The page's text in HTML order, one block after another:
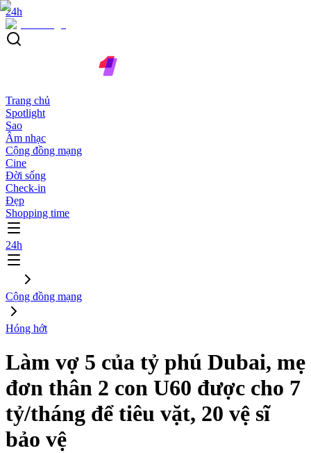
24h
Trang chủ
Spotlight
Sao
Âm nhạc
Cộng đồng mạng
Cine
Đời sống
Check-in
Đẹp
Shopping time
24h
Cộng đồng mạng
Hóng hớt
Làm vợ 5 của tỷ phú Dubai, mẹ
đơn thân 2 con U60 được cho 7
tỷ/tháng để tiêu vặt, 20 vệ sĩ
bảo vệ